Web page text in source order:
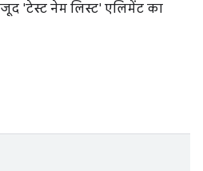
'टेस्ट नेम लिस्ट' एलिमेंट का